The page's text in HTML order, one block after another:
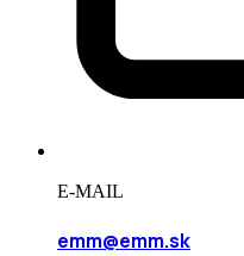
E-MAIL
emm@emm.sk